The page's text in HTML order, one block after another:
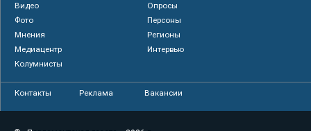
Видео
Опросы
Фото
Персоны
Мнения
Регионы
Медиацентр
Интервью
Колумнисты
Контакты Реклама Вакансии